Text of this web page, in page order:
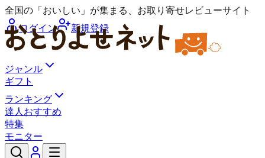
全国の「おいしい」が集まる、お取り寄せレビューサイト
ログイン
新規登録
ジャンル
ギフト
ランキング
達人おすすめ
特集
モニター